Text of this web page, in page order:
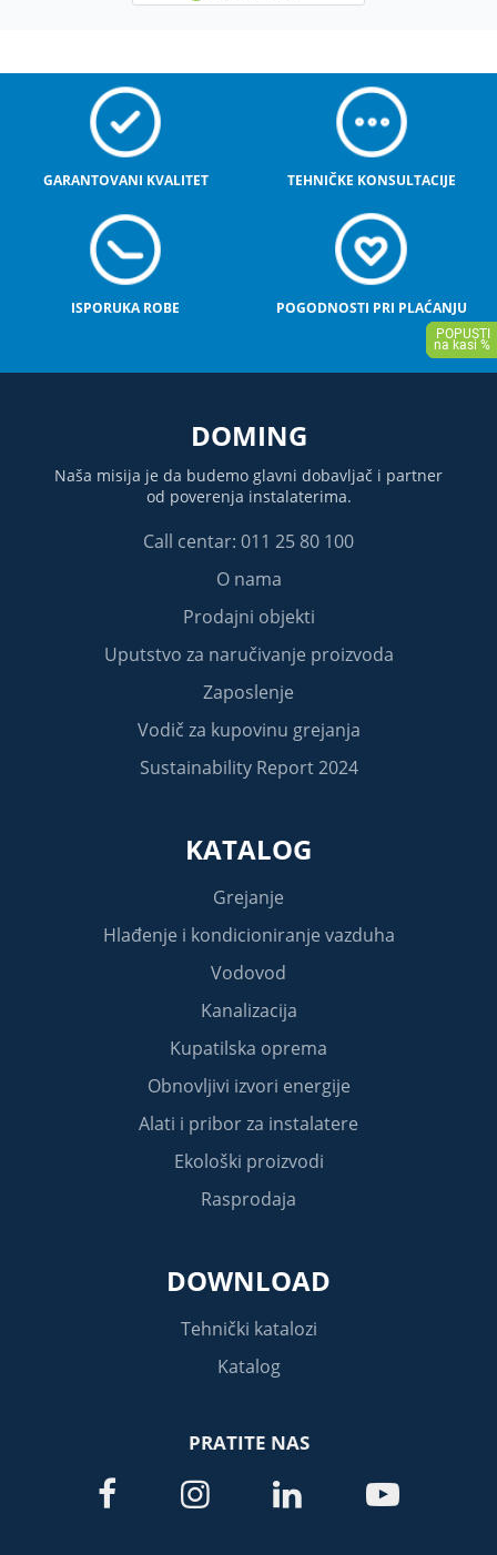
GARANTOVANI KVALITET TEHNIČKE KONSULTACIJE
ISPORUKA ROBE POGODNOSTI PRI PLAĆANJU
DOMING
Naša misija je da budemo glavni dobavljač i partner
od poverenja instalaterima.
Call centar: 011 25 80 100
O nama
Prodajni objekti
Uputstvo za naručivanje proizvoda
Zaposlenje
Vodič za kupovinu grejanja
Sustainability Report 2024
KATALOG
Grejanje
Hlađenje i kondicioniranje vazduha
Vodovod
Kanalizacija
Kupatilska oprema
Obnovljivi izvori energije
Alati i pribor za instalatere
Ekološki proizvodi
Rasprodaja
DOWNLOAD
Tehnički katalozi
Katalog
PRATITE NAS
   